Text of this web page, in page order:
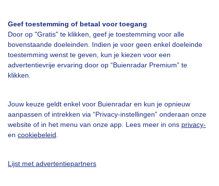
Geef toestemming of betaal voor toegang
Door op "Gratis" te klikken, geef je toestemming voor alle
bovenstaande doeleinden. Indien je voor geen enkel doeleinde
toestemming wenst te geven, kun je kiezen voor een
advertentievrije ervaring door op “Buienradar Premium” te
klikken.
Jouw keuze geldt enkel voor Buienradar en kun je opnieuw
aanpassen of intrekken via “Privacy-instellingen” onderaan onze
website of in het menu van onze app. Lees meer in ons privacy-
en cookiebeleid
Lijst met advertentiepartners
Contact
Toegankelijkheid
Gebruikersvoorwaarden
Adverteren
Privacy beleid
Cookie beleid